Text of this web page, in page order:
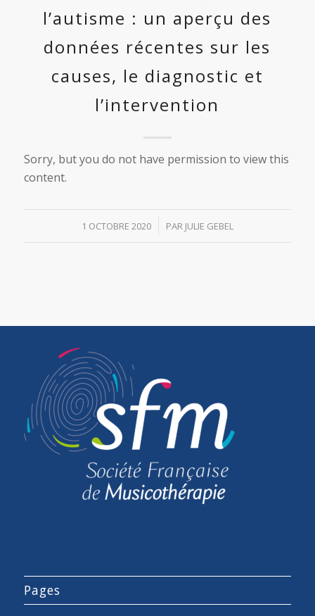
l’autisme : un aperçu des
données récentes sur les
causes, le diagnostic et
l’intervention
Sorry, but you do not have permission to view this
content.
1 OCTOBRE 2020
/ PAR JULIE GEBEL
Pages